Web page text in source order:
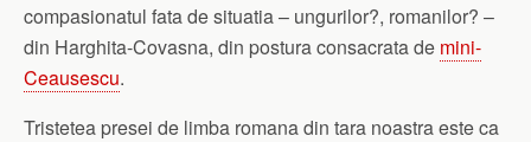
compasionatul fata de situatia – ungurilor?, romanilor? –
din Harghita-Covasna, din postura consacrata de mini-
Ceausescu.
Tristetea presei de limba romana din tara noastra este ca